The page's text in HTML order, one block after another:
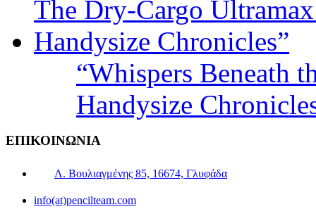
“Whispers Beneath
Handysize
ΕΠΙΚΟΙΝΩΝΙΑ
Λ. Βουλιαγμένης 85, 16674, Γλυφάδα
info(at)pencilteam.com